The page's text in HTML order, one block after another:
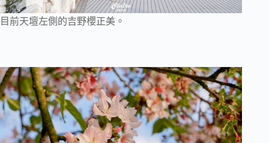
目前天壇左側的吉野櫻正美。